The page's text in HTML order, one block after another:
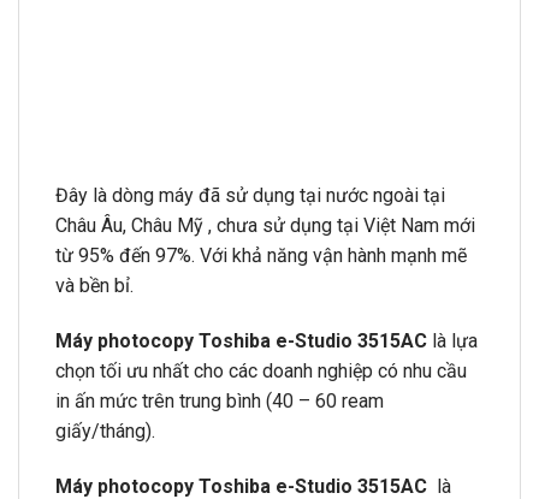
Đây là dòng máy đã sử dụng tại nước ngoài tại
Châu Âu, Châu Mỹ , chưa sử dụng tại Việt Nam mới
từ 95% đến 97%. Với khả năng vận hành mạnh mẽ
và bền bỉ.
Máy photocopy Toshiba e-Studio 3515AC là lựa
chọn tối ưu nhất cho các doanh nghiệp có nhu cầu
in ấn mức trên trung bình (40 – 60 ream
giấy/tháng).
Máy photocopy Toshiba e-Studio 3515AC là